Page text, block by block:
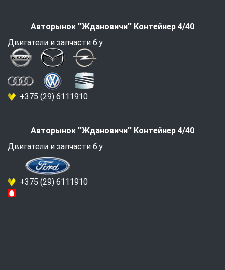
Авторынок ''Ждановичи'' Контейнер 4/40
Двигатели и запчасти б.у.
+375 (29) 6111910
Авторынок ''Ждановичи'' Контейнер 4/40
Двигатели и запчасти б.у.
+375 (29) 6111910